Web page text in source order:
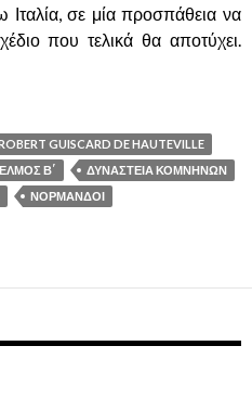
Ιταλία, σε μία προσπάθεια να
που τελικά θα αποτύχει.
ΚΑΤΑ ΤΟΥ
GUISCARD DE HAUTEVILLE
Β΄
ΔΥΝΑΣΤΕΙΑ ΚΟΜΝΗΝΩΝ
ΝΟΡΜΑΝΔΟΙ